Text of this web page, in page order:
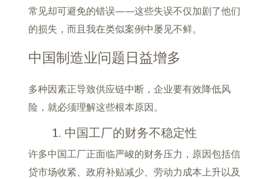
常见却可避免的错误——这些失误不仅加剧了他们
的损失，而且我在类似案例中屡见不鲜。
中国制造业问题日益增多
多种因素正导致供应链中断，企业要有效降低风
险，就必须理解这些根本原因。
1. 中国工厂的财务不稳定性
许多中国工厂正面临严峻的财务压力，原因包括信
贷市场收紧、政府补贴减少、劳动力成本上升以及